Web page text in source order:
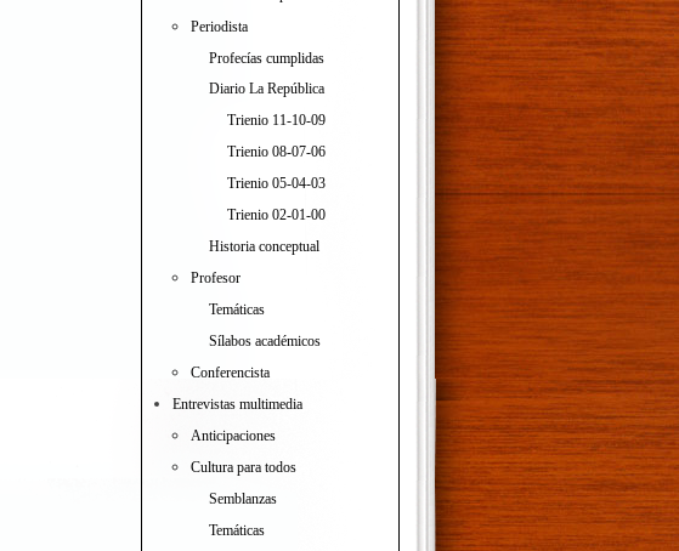
Periodista
Profecías cumplidas
Diario La República
Trienio 11-10-09
Trienio 08-07-06
Trienio 05-04-03
Trienio 02-01-00
Historia conceptual
Profesor
Temáticas
Sílabos académicos
Conferencista
Entrevistas multimedia
Anticipaciones
Cultura para todos
Semblanzas
Temáticas